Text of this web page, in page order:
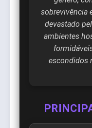
sobrevivência
devastado
ambientes
escondidos